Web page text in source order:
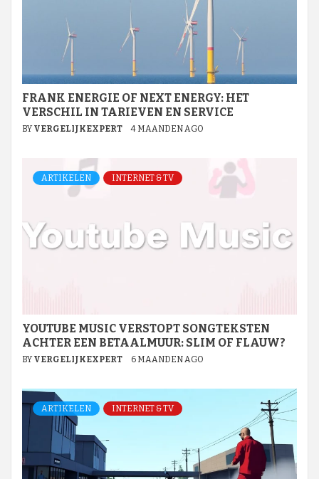
FRANK ENERGIE OF NEXT ENERGY: HET
VERSCHIL IN TARIEVEN EN SERVICE
BY VERGELIJKEXPERT 4 MAANDEN AGO
ARTIKELEN INTERNET & TV
YOUTUBE MUSIC VERSTOPT SONGTEKSTEN
ACHTER EEN BETAALMUUR: SLIM OF FLAUW?
BY VERGELIJKEXPERT 6 MAANDEN AGO
ARTIKELEN INTERNET & TV